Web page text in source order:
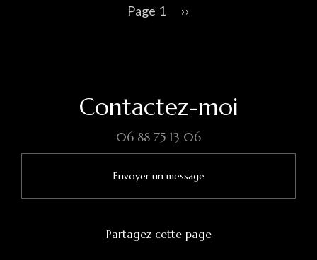
Page 1
Page
››
Contactez-moi
06 88 75 13 06
Envoyer un message
Partagez cette page